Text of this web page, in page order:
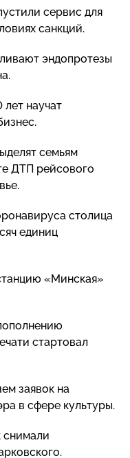
сервис для
санкций.
эндопротезы
научат
семьям
ДТП рейсового
столица
единиц
«Минская»
стартовал
заявок на
в сфере культуры.
снимали